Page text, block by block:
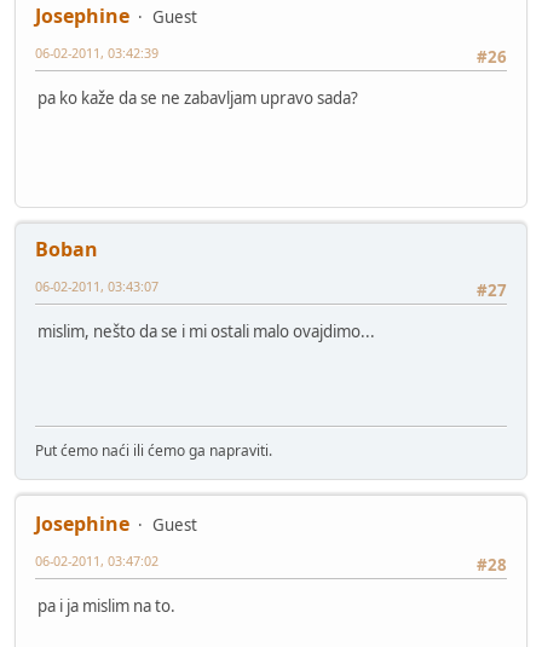
Josephine
Guest
#26
06-02-2011, 03:42:39
pa ko kaže da se ne zabavljam upravo sada?
Boban
#27
06-02-2011, 03:43:07
mislim, nešto da se i mi ostali malo ovajdimo...
Put ćemo naći ili ćemo ga napraviti.
Josephine
Guest
#28
06-02-2011, 03:47:02
pa i ja mislim na to.